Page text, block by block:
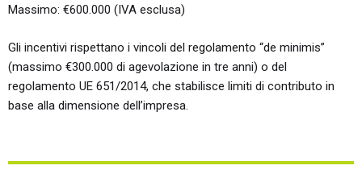
Massimo: €600.000 (IVA esclusa)
Gli incentivi rispettano i vincoli del regolamento “de minimis”
(massimo €300.000 di agevolazione in tre anni) o del
regolamento UE 651/2014, che stabilisce limiti di contributo in
base alla dimensione dell’impresa.